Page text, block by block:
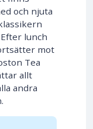
och njuta
lunch
mot
Tea
allt
andra